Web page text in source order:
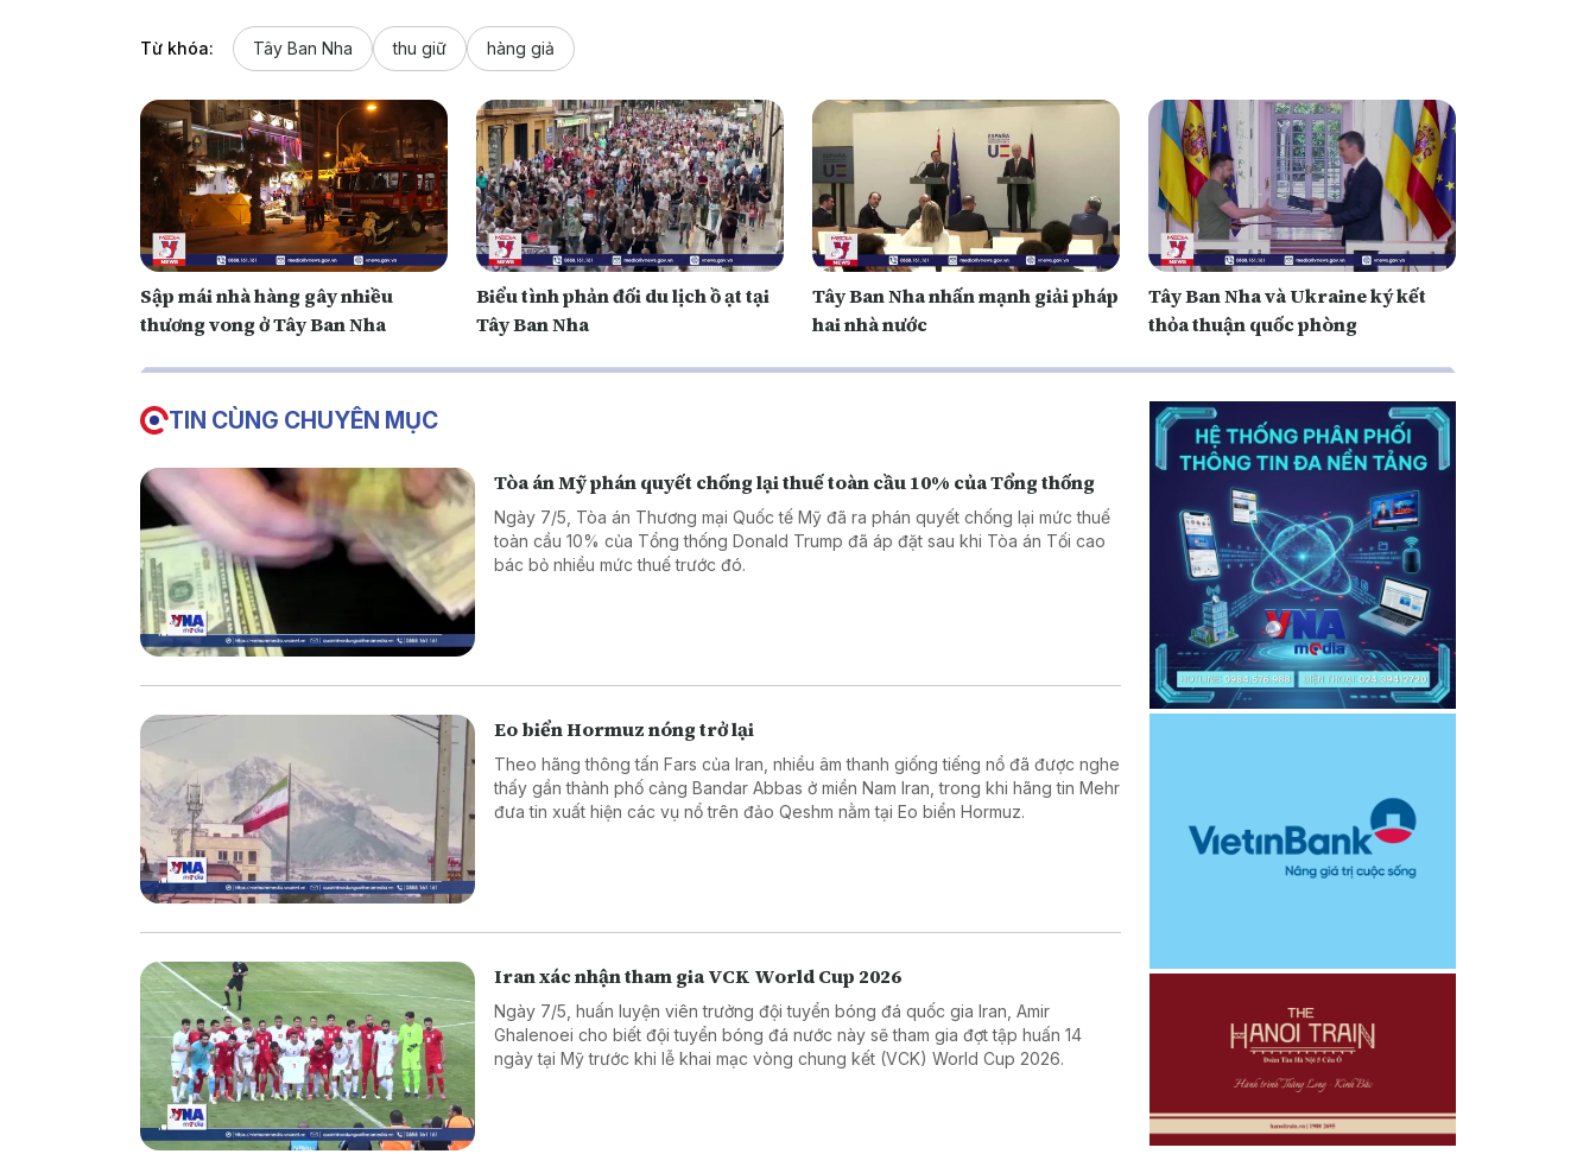
Từ khóa: Tây Ban Nha thu giữ hàng giả
Sập mái nhà hàng gây nhiều
thương vong ở Tây Ban Nha
Biểu tình phản đối du lịch ồ ạt tại
Tây Ban Nha
Tây Ban Nha nhấn mạnh giải pháp
hai nhà nước
Tây Ban Nha và Ukraine ký kết
thỏa thuận quốc phòng
TIN CÙNG CHUYÊN MỤC
Tòa án Mỹ phán quyết chống lại thuế toàn cầu 10% của Tổng thống
Ngày 7/5, Tòa án Thương mại Quốc tế Mỹ đã ra phán quyết chống lại mức thuế
toàn cầu 10% của Tổng thống Donald Trump đã áp đặt sau khi Tòa án Tối cao
bác bỏ nhiều mức thuế trước đó.
Eo biển Hormuz nóng trở lại
Theo hãng thông tấn Fars của Iran, nhiều âm thanh giống tiếng nổ đã được nghe
thấy gần thành phố cảng Bandar Abbas ở miền Nam Iran, trong khi hãng tin Mehr
đưa tin xuất hiện các vụ nổ trên đảo Qeshm nằm tại Eo biển Hormuz.
Iran xác nhận tham gia VCK World Cup 2026
Ngày 7/5, huấn luyện viên trưởng đội tuyển bóng đá quốc gia Iran, Amir
Ghalenoei cho biết đội tuyển bóng đá nước này sẽ tham gia đợt tập huấn 14
ngày tại Mỹ trước khi lễ khai mạc vòng chung kết (VCK) World Cup 2026.